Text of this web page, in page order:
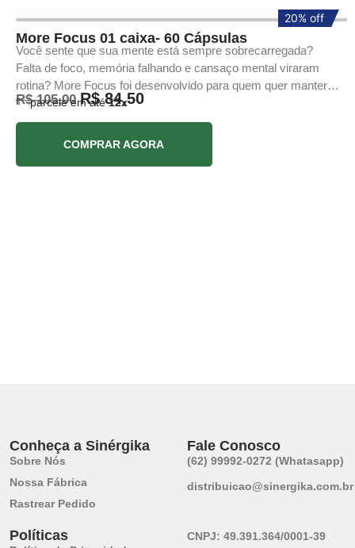
20% off
20% off
More Focus 01 caixa- 60 Cápsulas
Você sente que sua mente está sempre sobrecarregada?
Falta de foco, memória falhando e cansaço mental viraram
rotina? More Focus foi desenvolvido para quem quer manter a
mente afiada, com clareza mental, foco e produtividade em
alta. Uma fórmula potente que combina nutrientes
neuroprotetores, aminoácidos e minerais essenciais para
R$105,00 R$84,50
parcele em até12x
ADICIONAR AO CARRINHO
Conheça a Sinérgika
Sobre Nós
Nossa Fábrica
Rastrear Pedido
Fale Conosco
(62) 99992-0272 (Whatasapp)
distribuicao@sinergika.com.br
Políticas CNPJ: 49.391.364/0001-39